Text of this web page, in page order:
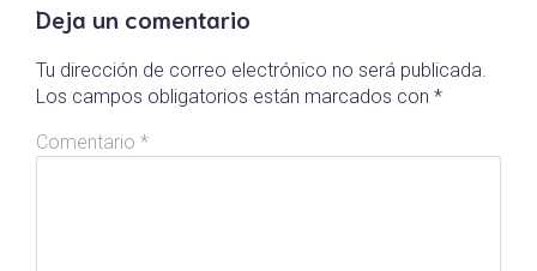
Deja un comentario
Tu dirección de correo electrónico no será publicada.
Los campos obligatorios están marcados con *
Comentario *